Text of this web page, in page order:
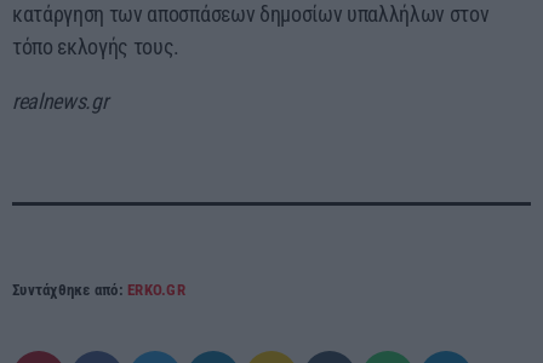
κατάργηση των αποσπάσεων δημοσίων υπαλλήλων στον
τόπο εκλογής τους.
realnews.gr
Συντάχθηκε από: ERKO.GR